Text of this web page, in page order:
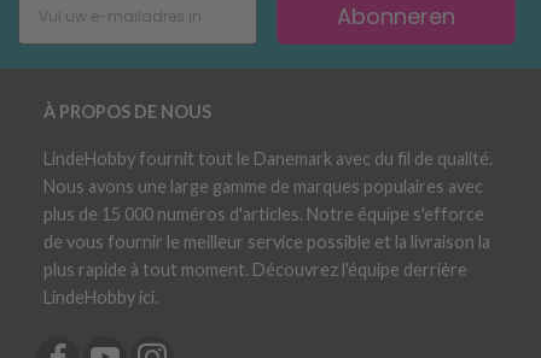
Abonneren
À PROPOS DE NOUS
LindeHobby fournit tout le Danemark avec du fil de qualité.
Nous avons une large gamme de marques populaires avec
plus de 15 000 numéros d'articles. Notre équipe s'efforce
de vous fournir le meilleur service possible et la livraison la
plus rapide à tout moment. Découvrez l'équipe derrière
LindeHobby ici.